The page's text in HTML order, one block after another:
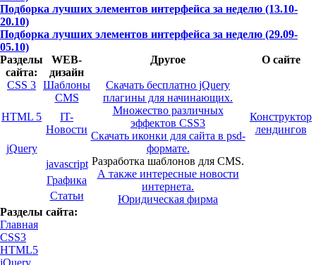
Подборка лучших элементов интерфейса за неделю (13.10-
20.10)
Подборка лучших элементов интерфейса за неделю (29.09-
05.10)
Разделы
сайта:
WEB-
дизайн
Другое О сайте
CSS 3 Шаблоны
CMS
Скачать бесплатно jQuery
плагины для начинающих.
Множество различных
эффектов CSS3
Скачать иконки для сайта в psd-
формате.
Разработка шаблонов для CMS.
А также интересные новости
интернета.
Юридическая фирма
HTML 5
IT-
Новости
Конструктор
лендингов
jQuery
javascript
Графика
Статьи
Разделы сайта:
Главная
CSS3
HTML5
jQuery